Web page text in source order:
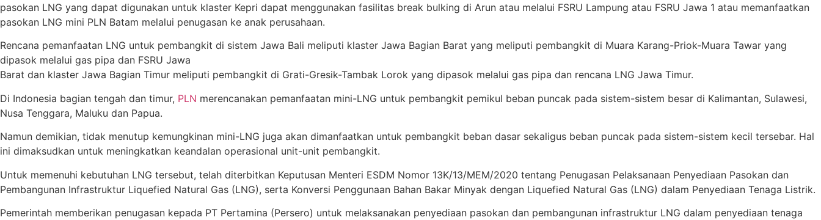
pasokan LNG yang dapat digunakan untuk klaster Kepri dapat menggunakan fasilitas break bulking di Arun atau melalui FSRU Lampung atau FSRU Jawa 1 atau memanfaatkan
pasokan LNG mini PLN Batam melalui penugasan ke anak perusahaan.
Rencana pemanfaatan LNG untuk pembangkit di sistem Jawa Bali meliputi klaster Jawa Bagian Barat yang meliputi pembangkit di Muara Karang-Priok-Muara Tawar yang
dipasok melalui gas pipa dan FSRU Jawa
Barat dan klaster Jawa Bagian Timur meliputi pembangkit di Grati-Gresik-Tambak Lorok yang dipasok melalui gas pipa dan rencana LNG Jawa Timur.
Di Indonesia bagian tengah dan timur, PLN merencanakan pemanfaatan mini-LNG untuk pembangkit pemikul beban puncak pada sistem-sistem besar di Kalimantan, Sulawesi,
Nusa Tenggara, Maluku dan Papua.
Namun demikian, tidak menutup kemungkinan mini-LNG juga akan dimanfaatkan untuk pembangkit beban dasar sekaligus beban puncak pada sistem-sistem kecil tersebar. Hal
ini dimaksudkan untuk meningkatkan keandalan operasional unit-unit pembangkit.
Untuk memenuhi kebutuhan LNG tersebut, telah diterbitkan Keputusan Menteri ESDM Nomor 13K/13/MEM/2020 tentang Penugasan Pelaksanaan Penyediaan Pasokan dan
Pembangunan Infrastruktur Liquefied Natural Gas (LNG), serta Konversi Penggunaan Bahan Bakar Minyak dengan Liquefied Natural Gas (LNG) dalam Penyediaan Tenaga Listrik.
Pemerintah memberikan penugasan kepada PT Pertamina (Persero) untuk melaksanakan penyediaan pasokan dan pembangunan infrastruktur LNG dalam penyediaan tenaga